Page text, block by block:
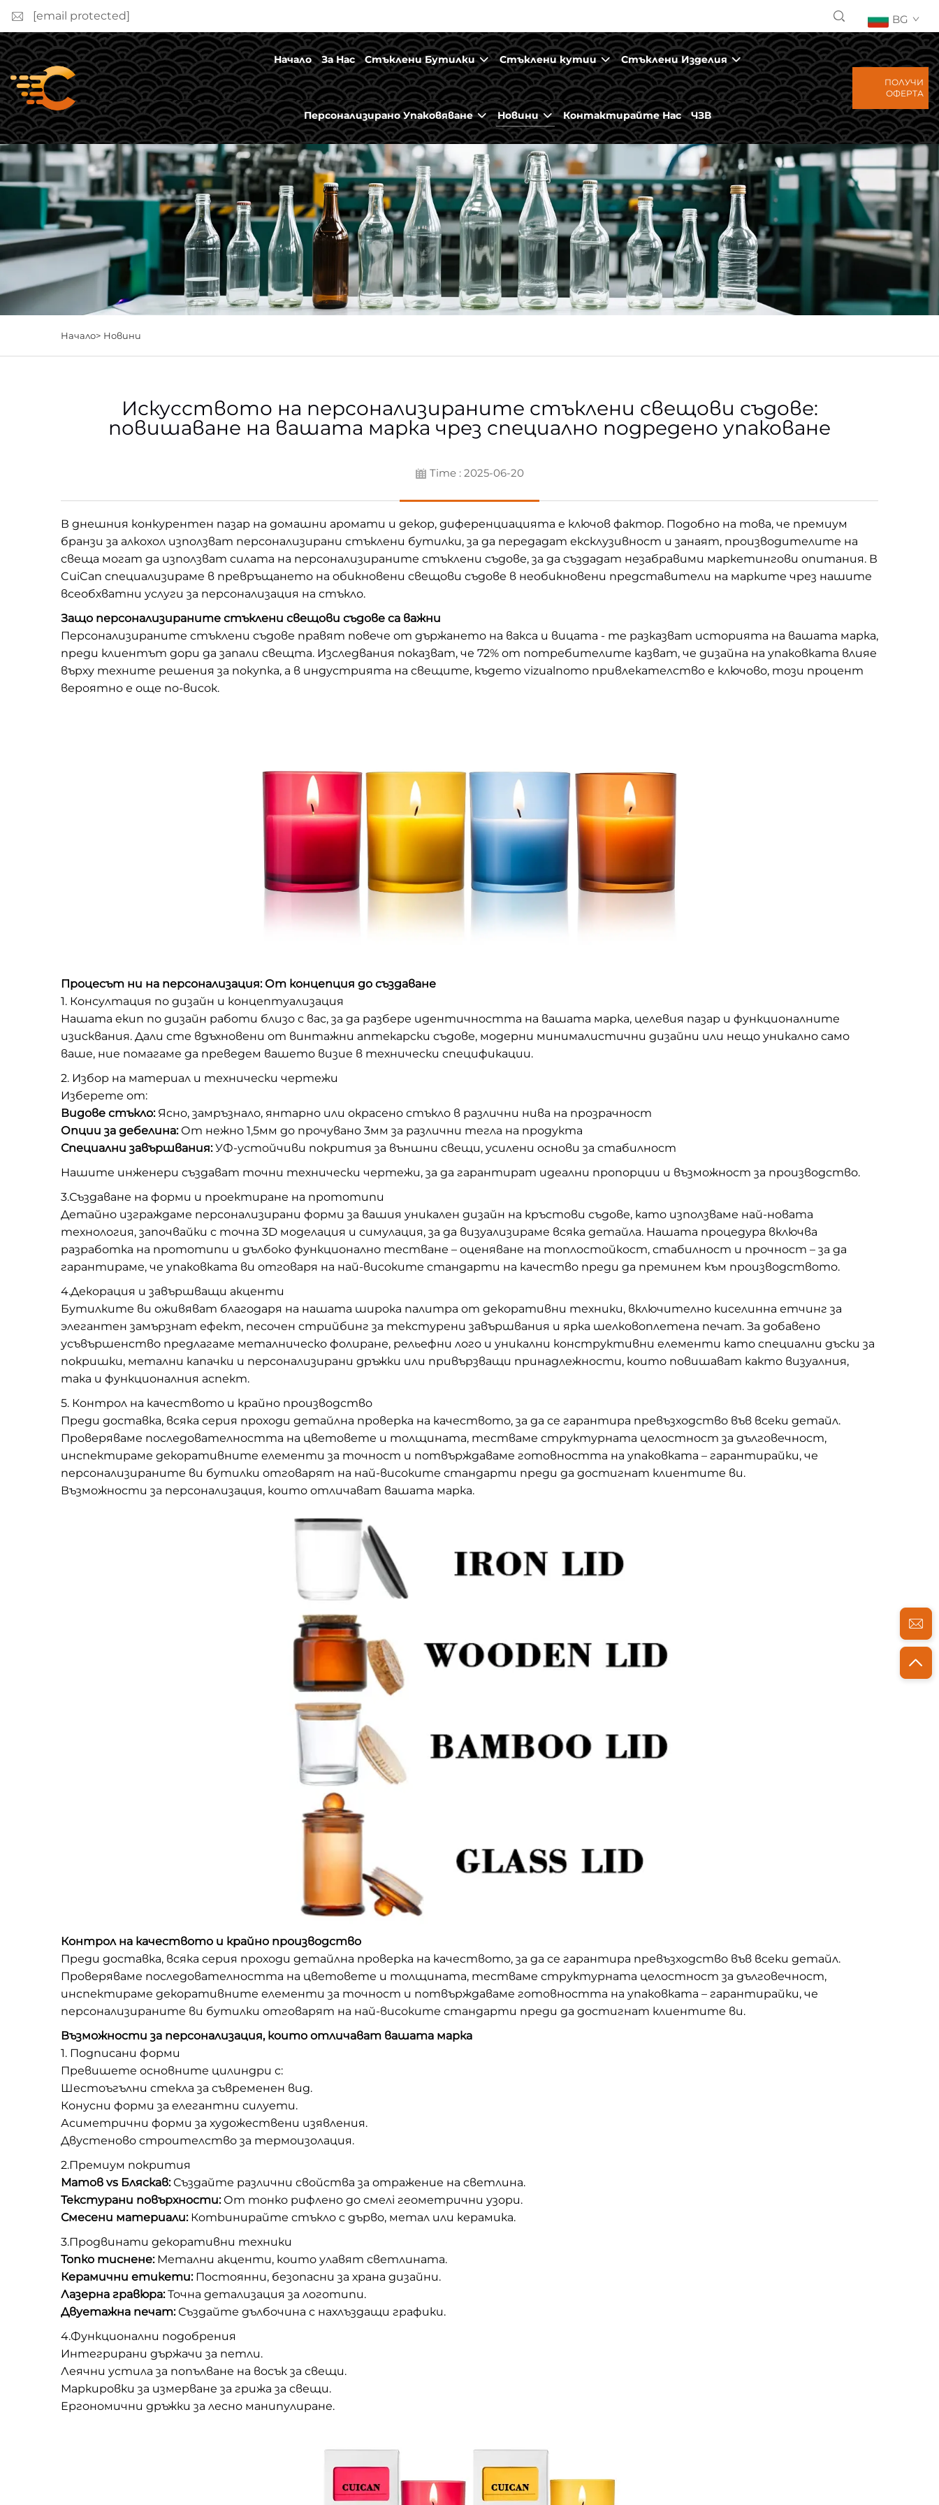
[email protected] BG
Начало За Нас Стъклени Бутилки Стъклени кутии Стъклени Изделия
Персонализирано Упаковяване Новини Контактирайте Нас ЧЗВ
ПОЛУЧИ
ОФЕРТА
Начало> Новини
Искусството на персонализираните стъклени свещови съдове:
повишаване на вашата марка чрез специално подредено упаковане
Time : 2025-06-20
В днешния конкурентен пазар на домашни аромати и декор, диференциацията е ключов фактор. Подобно на това, че премиум
бранзи за алкохол използват персонализирани стъклени бутилки, за да передадат ексклузивност и занаят, производителите на
свеща могат да използват силата на персонализираните стъклени съдове, за да създадат незабравими маркетингови опитания. В
CuiCan специализираме в превръщането на обикновени свещови съдове в необикновени представители на марките чрез нашите
всеобхватни услуги за персонализация на стъкло.
Защо персонализираните стъклени свещови съдове са важни
Персонализираните стъклени съдове правят повече от държането на вакса и вицата - те разказват историята на вашата марка,
преди клиентът дори да запали свещта. Изследвания показват, че 72% от потребителите казват, че дизайна на упаковката влияе
върху техните решения за покупка, а в индустрията на свещите, където vizualnото привлекателство е ключово, този процент
вероятно е още по-висок.
Процесът ни на персонализация: От концепция до създаване
1. Консултация по дизайн и концептуализация
Нашата екип по дизайн работи близо с вас, за да разбере идентичността на вашата марка, целевия пазар и функционалните
изисквания. Дали сте вдъхновени от винтажни аптекарски съдове, модерни минималистични дизайни или нещо уникално само
ваше, ние помагаме да преведем вашето визие в технически спецификации.
2. Избор на материал и технически чертежи
Изберете от:
Видове стъкло: Ясно, замръзнало, янтарно или окрасено стъкло в различни нива на прозрачност
Опции за дебелина: От нежно 1,5мм до прочувано 3мм за различни тегла на продукта
Специални завършвания:УФ-устойчиви покрития за външни свещи, усилени основи за стабилност
Нашите инженери създават точни технически чертежи, за да гарантират идеални пропорции и възможност за производство.
3.Създаване на форми и проектиране на прототипи
Детайно изграждаме персонализирани форми за вашия уникален дизайн на кръстови съдове, като използваме най-новата
технология, започвайки с точна 3D моделация и симулация, за да визуализираме всяка детайла. Нашата процедура включва
разработка на прототипи и дълбоко функционално тестване – оценяване на топлостойкост, стабилност и прочност – за да
гарантираме, че упаковката ви отговаря на най-високите стандарти на качество преди да преминем към производството.
4.Декорация и завършващи акценти
Бутилките ви оживяват благодаря на нашата широка палитра от декоративни техники, включително киселинна етчинг за
элегантен замързнат ефект, песочен стрийбинг за текстурени завършвания и ярка шелковоплетена печат. За добавено
усъвършенство предлагаме металническо фолиране, рельефни лого и уникални конструктивни елементи като специални дъски за
покришки, метални капачки и персонализирани дръжки или привързващи принадлежности, които повишават както визуалния,
така и функционалния аспект.
5. Контрол на качеството и крайно производство
Преди доставка, всяка серия проходи детайлна проверка на качеството, за да се гарантира превъзходство във всеки детайл.
Проверяваме последователността на цветовете и толщината, тестваме структурната целостност за дълговечност,
инспектираме декоративните елементи за точност и потвърждаваме готовността на упаковката – гарантирайки, че
персонализираните ви бутилки отговарят на най-високите стандарти преди да достигнат клиентите ви.
Възможности за персонализация, които отличават вашата марка.
Контрол на качеството и крайно производство
Преди доставка, всяка серия проходи детайлна проверка на качеството, за да се гарантира превъзходство във всеки детайл.
Проверяваме последователността на цветовете и толщината, тестваме структурната целостност за дълговечност,
инспектираме декоративните елементи за точност и потвърждаваме готовността на упаковката – гарантирайки, че
персонализираните ви бутилки отговарят на най-високите стандарти преди да достигнат клиентите ви.
Възможности за персонализация, които отличават вашата марка
1. Подписани форми
Превишете основните цилиндри с:
Шестоъгълни стекла за съвременен вид.
Конусни форми за елегантни силуети.
Асиметрични форми за художествени изявления.
Двустеново строителство за термоизолация.
2.Премиум покрития
Матов vs Бляскав: Създайте различни свойства за отражение на светлина.
Текстурани повърхности: От тонко рифлено до смелі геометрични узори.
Смесени материали: Кombинирайте стъкло с дърво, метал или керамика.
3.Продвинати декоративни техники
Топко тиснене: Метални акценти, които улавят светлината.
Керамични етикети: Постоянни, безопасни за храна дизайни.
Лазерна гравюра:Точна детализация за логотипи.
Двуетажна печат: Създайте дълбочина с нахлъздащи графики.
4.Функционални подобрения
Интегрирани държачи за петли.
Леячни устила за попълване на восък за свещи.
Маркировки за измерване за грижа за свещи.
Ергономични дръжки за лесно манипулиране.